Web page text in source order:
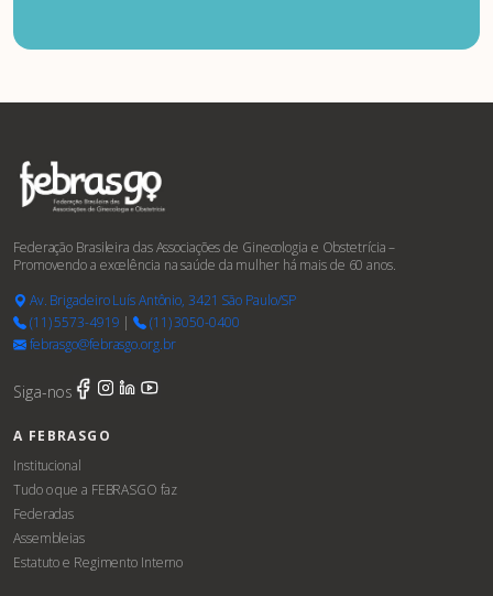
Federação Brasileira das Associações de Ginecologia e Obstetrícia –
Promovendo a excelência na saúde da mulher há mais de 60 anos.
Av. Brigadeiro Luís Antônio, 3421 São Paulo/SP
(11) 5573-4919 |
(11) 3050-0400
febrasgo@febrasgo.org.br
Siga-nos
A FEBRASGO
Institucional
Tudo o que a FEBRASGO faz
Federadas
Assembleias
Estatuto e Regimento Interno